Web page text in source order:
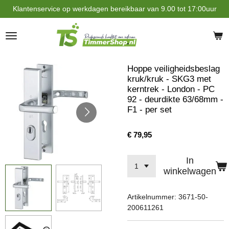
Ga
direct
naar
de
Klantenservice op werkdagen bereikbaar van 9.00 tot 17:00uur
Hoppe veiligheidsbeslag
kruk/kruk - SKG3 met
kerntrek - London - PC
92 - deurdikte 63/68mm -
F1 - per set
€ 79,95
In
winkelwagen
Artikelnummer: 3671-50-
200611261